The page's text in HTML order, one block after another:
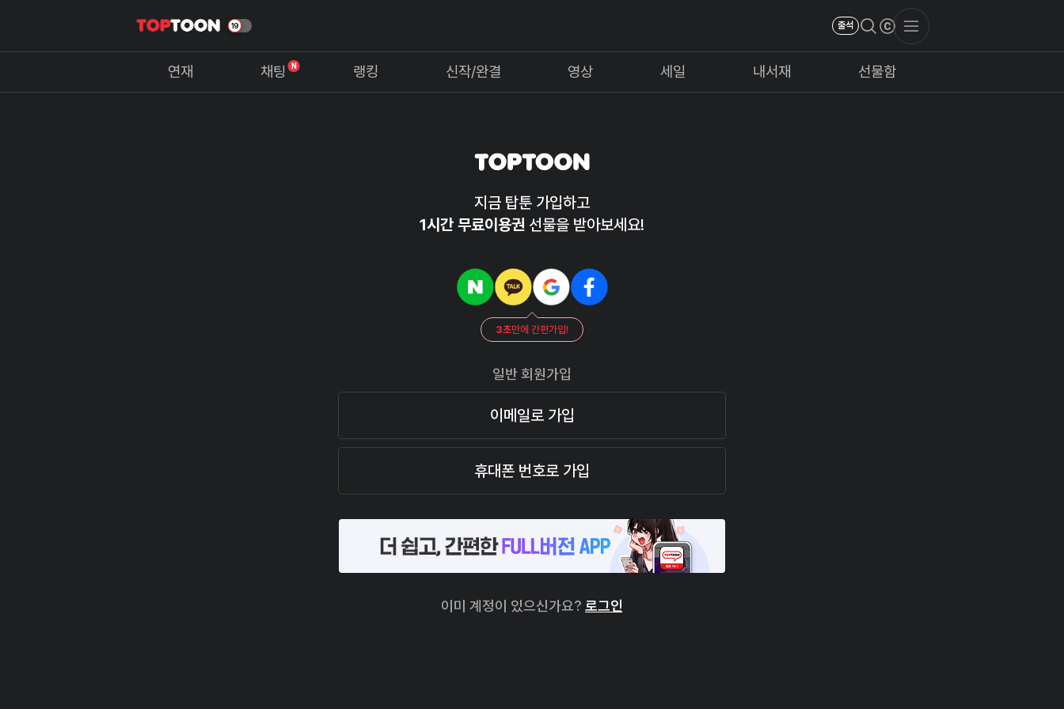
출석
연재 채팅 N 랭킹 신작/완결 영상 세일 내서재 선물함
지금 탑툰 가입하고
1시간 무료이용권 선물을 받아보세요!
3초만에 간편가입!
일반 회원가입
이메일로 가입
휴대폰 번호로 가입
이미 계정이 있으신가요? 로그인